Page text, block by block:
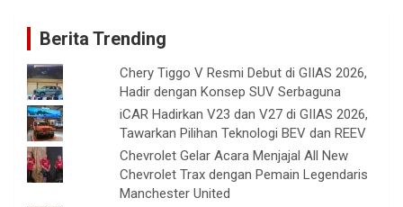
Berita Trending
Chery Tiggo V Resmi Debut di GIIAS 2026,
Hadir dengan Konsep SUV Serbaguna
iCAR Hadirkan V23 dan V27 di GIIAS 2026,
Tawarkan Pilihan Teknologi BEV dan REEV
Chevrolet Gelar Acara Menjajal All New
Chevrolet Trax dengan Pemain Legendaris
Manchester United